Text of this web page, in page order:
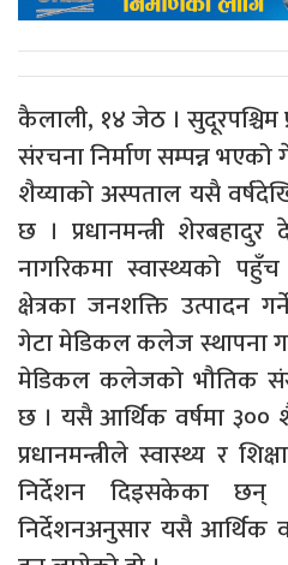
कैलाली, १४ जेठ ।
संरचना निर्माण सम्पन्न
शैय्याको अस्पताल यसै
छ । प्रधानमन्त्री
नागरिकमा स्वास्थ्यको
क्षेत्रका जनशक्ति उत्पादन
गेटा मेडिकल कलेज स्थापना
मेडिकल कलेजको भौतिक
छ । यसै आर्थिक वर्षमा ३००
प्रधानमन्त्रीले स्वास्थ्य र
निर्देशन दिइसकेका छन् ।
निर्देशनअनुसार यसै आर्थिक